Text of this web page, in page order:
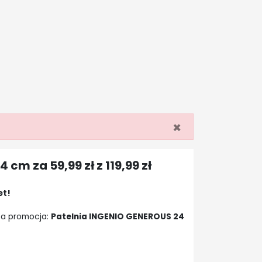
×
cm za 59,99 zł z 119,99 zł
promocja: Patelnia INGENIO GENEROUS 24